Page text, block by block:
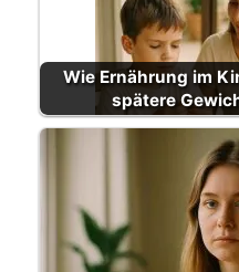
Wie Ernährung im
spätere